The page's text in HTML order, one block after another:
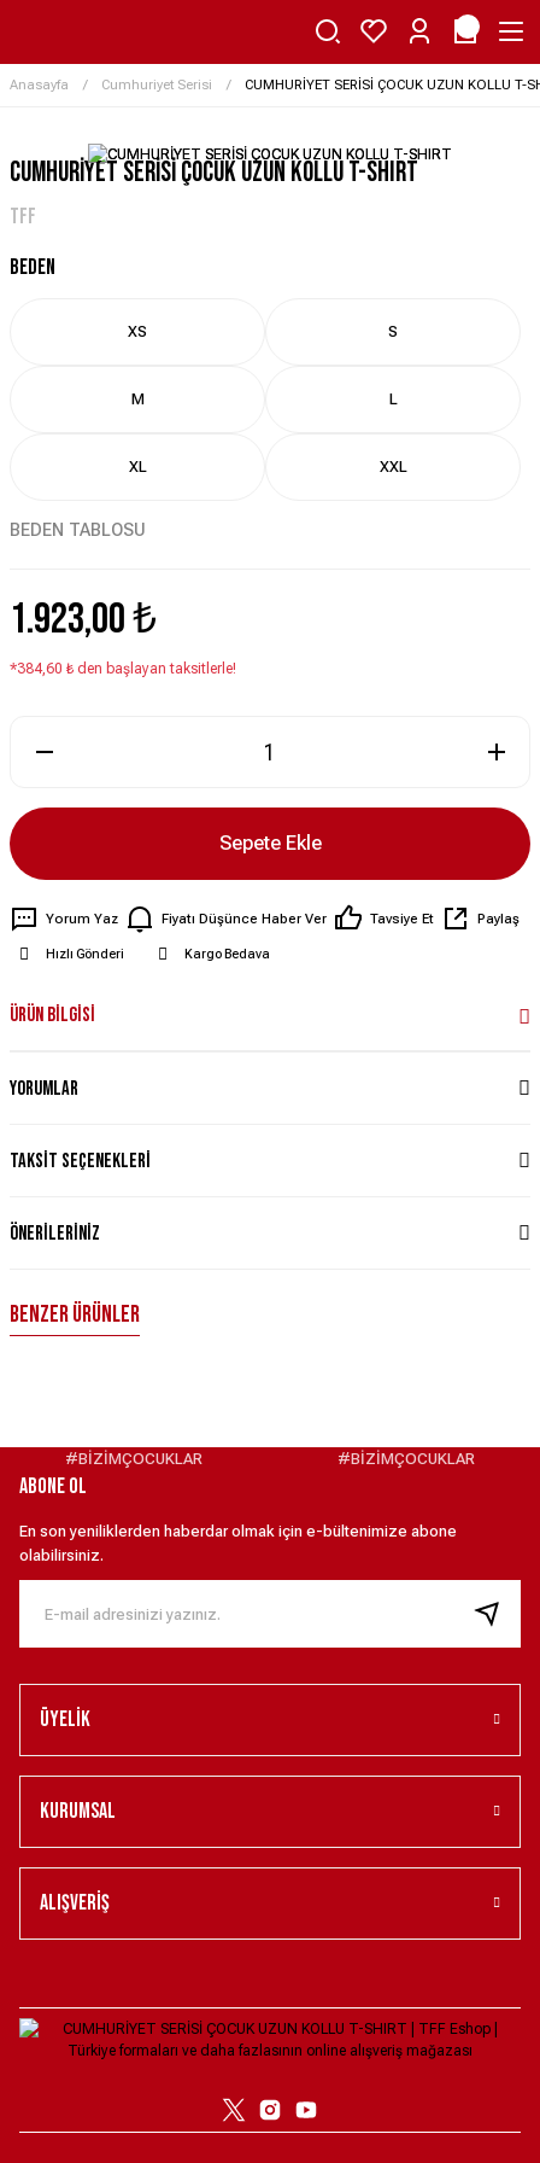
Anasayfa Cumhuriyet Serisi CUMHURİYET SERİSİ ÇOCUK UZUN KOLLU T-
CUMHURİYET SERİSİ ÇOCUK UZUN KOLLU T-SHIRT
TFF
BEDEN
XS S
M L
XL XXL
BEDEN TABLOSU
1.923,00 ₺
*384,60 ₺ den başlayan taksitlerle!
Sepete Ekle
Yorum Yaz Fiyatı Düşünce Haber Ver Tavsiye Et Paylaş
Hızlı Gönderi Kargo Bedava
Ürün Bilgisi
Yorumlar
Taksit Seçenekleri
Önerileriniz
Benzer Ürünler
1.923,00 ₺ 1.999,99 ₺
1.999,99 ₺
#BİZİMÇOCUKLAR #BİZİMÇOCUKLAR
Üyelik
Kurumsal
Alışveriş
ABONE OL
En son yeniliklerden haberdar olmak için e-bültenimize abone
olabilirsiniz.